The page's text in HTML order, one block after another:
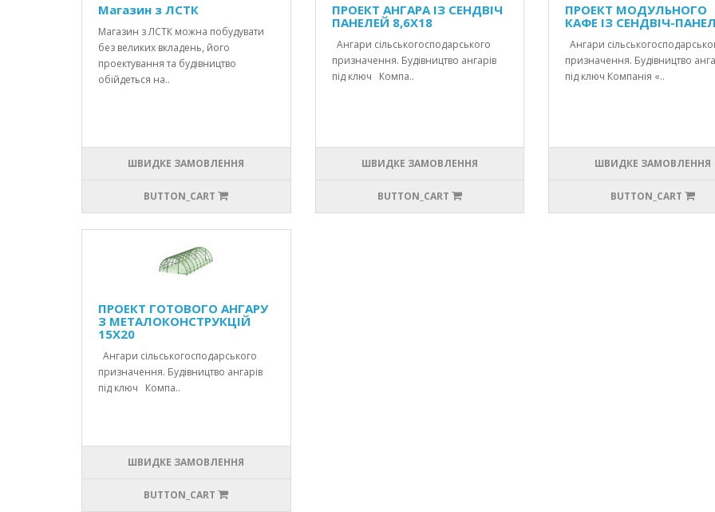
Магазин з ЛСТК
Магазин з ЛСТК можна побудувати
без великих вкладень, його
проектування та будівництво
обійдеться на..
ШВИДКЕ ЗАМОВЛЕННЯ
BUTTON_CART
ПРОЕКТ АНГАРА ІЗ СЕНДВІЧ
ПАНЕЛЕЙ 8,6X18
Ангари сільськогосподарського
призначення. Будівництво ангарів
під ключ Компа..
ШВИДКЕ ЗАМОВЛЕННЯ
BUTTON_CART
ПРОЕКТ МОДУЛЬНОГО
КАФЕ ІЗ СЕНДВІЧ-
Ангари
призначення. Будівництво
під ключ Компанія «..
ШВИДКЕ ЗАМОВЛЕННЯ
BUTTON_CART
ПРОЕКТ ГОТОВОГО АНГАРУ
З МЕТАЛОКОНСТРУКЦІЙ
15X20
Ангари сільськогосподарського
призначення. Будівництво ангарів
під ключ Компа..
ШВИДКЕ ЗАМОВЛЕННЯ
BUTTON_CART